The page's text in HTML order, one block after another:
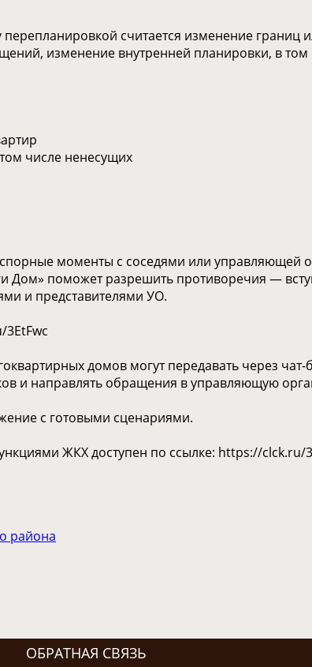
считается изменение границ
изменение внутренней планировки, в том
числе ненесущих
моменты с соседями или управляющей
Дом» поможет разрешить противоречия —
и представителями УО.
3EtFwc
домов могут передавать через
и направлять обращения в управляющую
с готовыми сценариями.
ЖКХ доступен по ссылке: https://clck.ru/
района
ОБРАТНАЯ СВЯЗЬ